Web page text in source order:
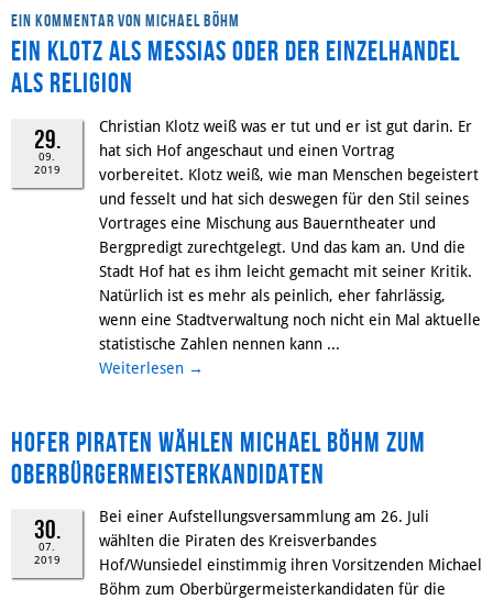
Ein Kommentar von Michael Böhm
Ein Klotz als Messias oder der Einzelhandel
als Religion
29.
09.
2019
Christian Klotz weiß was er tut und er ist gut darin. Er
hat sich Hof angeschaut und einen Vortrag
vorbereitet. Klotz weiß, wie man Menschen begeistert
und fesselt und hat sich deswegen für den Stil seines
Vortrages eine Mischung aus Bauerntheater und
Bergpredigt zurechtgelegt. Und das kam an. Und die
Stadt Hof hat es ihm leicht gemacht mit seiner Kritik.
Natürlich ist es mehr als peinlich, eher fahrlässig,
wenn eine Stadtverwaltung noch nicht ein Mal aktuelle
statistische Zahlen nennen kann ...
Weiterlesen →
Hofer Piraten wählen Michael Böhm zum
Oberbürgermeisterkandidaten
30.
07.
2019
Bei einer Aufstellungsversammlung am 26. Juli
wählten die Piraten des Kreisverbandes
Hof/Wunsiedel einstimmig ihren Vorsitzenden Michael
Böhm zum Oberbürgermeisterkandidaten für die